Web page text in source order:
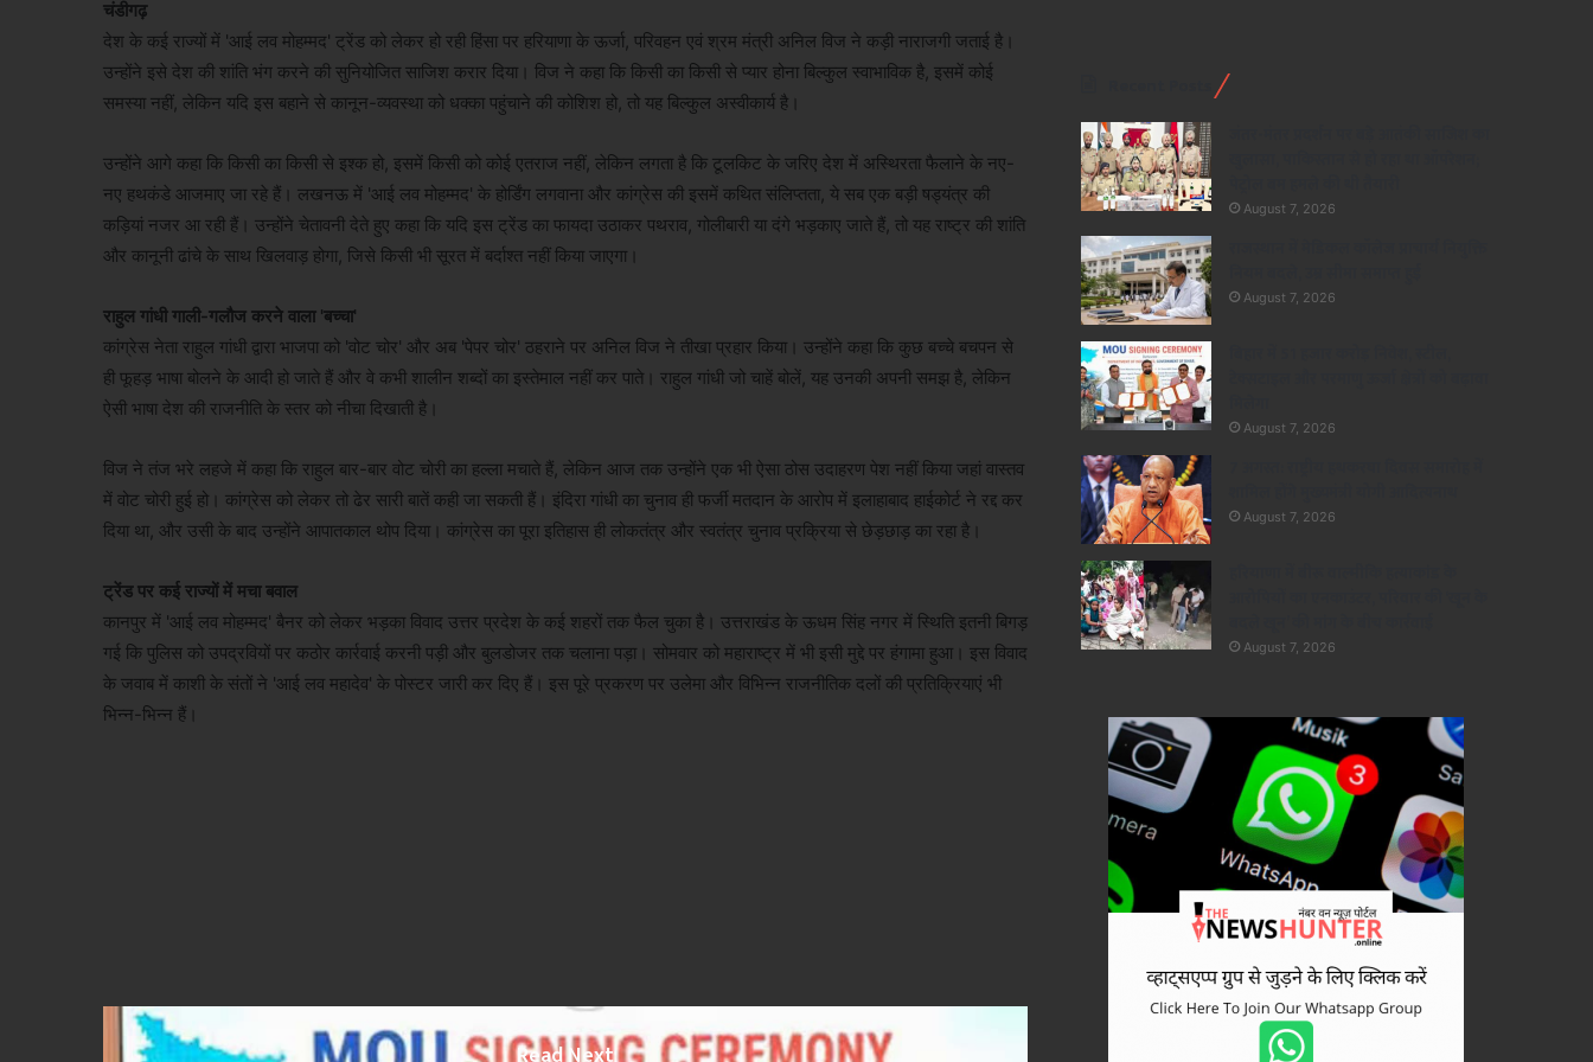
चंडीगढ़
देश के कई राज्यों में 'आई लव मोहम्मद' ट्रेंड को लेकर हो रही हिंसा पर हरियाणा के ऊर्जा, परिवहन एवं श्रम मंत्री अनिल विज ने कड़ी नाराजगी जताई है।
उन्होंने इसे देश की शांति भंग करने की सुनियोजित साजिश करार दिया। विज ने कहा कि किसी का किसी से प्यार होना बिल्कुल स्वाभाविक है, इसमें कोई
समस्या नहीं, लेकिन यदि इस बहाने से कानून-व्यवस्था को धक्का पहुंचाने की कोशिश हो, तो यह बिल्कुल अस्वीकार्य है।
उन्होंने आगे कहा कि किसी का किसी से इश्क हो, इसमें किसी को कोई एतराज नहीं, लेकिन लगता है कि टूलकिट के जरिए देश में अस्थिरता फैलाने के नए-
नए हथकंडे आजमाए जा रहे हैं। लखनऊ में 'आई लव मोहम्मद' के होर्डिंग लगवाना और कांग्रेस की इसमें कथित संलिप्तता, ये सब एक बड़ी षड्यंत्र की
कड़ियां नजर आ रही हैं। उन्होंने चेतावनी देते हुए कहा कि यदि इस ट्रेंड का फायदा उठाकर पथराव, गोलीबारी या दंगे भड़काए जाते हैं, तो यह राष्ट्र की शांति
और कानूनी ढांचे के साथ खिलवाड़ होगा, जिसे किसी भी सूरत में बर्दाश्त नहीं किया जाएगा।
राहुल गांधी गाली-गलौज करने वाला 'बच्चा'
कांग्रेस नेता राहुल गांधी द्वारा भाजपा को 'वोट चोर' और अब 'पेपर चोर' ठहराने पर अनिल विज ने तीखा प्रहार किया। उन्होंने कहा कि कुछ बच्चे बचपन से
ही फूहड़ भाषा बोलने के आदी हो जाते हैं और वे कभी शालीन शब्दों का इस्तेमाल नहीं कर पाते। राहुल गांधी जो चाहें बोलें, यह उनकी अपनी समझ है, लेकिन
ऐसी भाषा देश की राजनीति के स्तर को नीचा दिखाती है।
विज ने तंज भरे लहजे में कहा कि राहुल बार-बार वोट चोरी का हल्ला मचाते हैं, लेकिन आज तक उन्होंने एक भी ऐसा ठोस उदाहरण पेश नहीं किया जहां वास्तव
में वोट चोरी हुई हो। कांग्रेस को लेकर तो ढेर सारी बातें कही जा सकती हैं। इंदिरा गांधी का चुनाव ही फर्जी मतदान के आरोप में इलाहाबाद हाईकोर्ट ने रद्द कर
दिया था, और उसी के बाद उन्होंने आपातकाल थोप दिया। कांग्रेस का पूरा इतिहास ही लोकतंत्र और स्वतंत्र चुनाव प्रक्रिया से छेड़छाड़ का रहा है।
ट्रेंड पर कई राज्यों में मचा बवाल
कानपुर में 'आई लव मोहम्मद' बैनर को लेकर भड़का विवाद उत्तर प्रदेश के कई शहरों तक फैल चुका है। उत्तराखंड के ऊधम सिंह नगर में स्थिति इतनी बिगड़
गई कि पुलिस को उपद्रवियों पर कठोर कार्रवाई करनी पड़ी और बुलडोजर तक चलाना पड़ा। सोमवार को महाराष्ट्र में भी इसी मुद्दे पर हंगामा हुआ। इस विवाद
के जवाब में काशी के संतों ने 'आई लव महादेव' के पोस्टर जारी कर दिए हैं। इस पूरे प्रकरण पर उलेमा और विभिन्न राजनीतिक दलों की प्रतिक्रियाएं भी
भिन्न-भिन्न हैं।
August 7, 2026
August 7, 2026
August 7, 2026
August 7, 2026
August 7, 2026